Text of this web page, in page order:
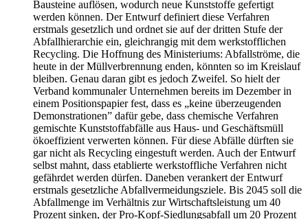
Bausteine auflösen, wodurch neue Kunststoffe gefertigt
werden können. Der Entwurf definiert diese Verfahren
erstmals gesetzlich und ordnet sie auf der dritten Stufe der
Abfallhierarchie ein, gleichrangig mit dem werkstofflichen
Recycling. Die Hoffnung des Ministeriums: Abfallströme, die
heute in der Müllverbrennung enden, könnten so im Kreislauf
bleiben. Genau daran gibt es jedoch Zweifel. So hielt der
Verband kommunaler Unternehmen bereits im Dezember in
einem Positionspapier fest, dass es „keine überzeugenden
Demonstrationen” dafür gebe, dass chemische Verfahren
gemischte Kunststoffabfälle aus Haus- und Geschäftsmüll
ökoeffizient verwerten können. Für diese Abfälle dürften sie
gar nicht als Recycling eingestuft werden. Auch der Entwurf
selbst mahnt, dass etablierte werkstoffliche Verfahren nicht
gefährdet werden dürfen. Daneben verankert der Entwurf
erstmals gesetzliche Abfallvermeidungsziele. Bis 2045 soll die
Abfallmenge im Verhältnis zur Wirtschaftsleistung um 40
Prozent sinken, der Pro-Kopf-Siedlungsabfall um 20 Prozent